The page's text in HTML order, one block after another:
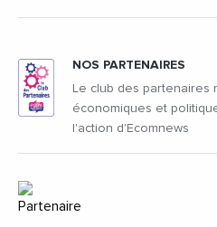
NOS PARTENAIRES
Le club des partenaires
économiques et
l'action d'Ecomnews